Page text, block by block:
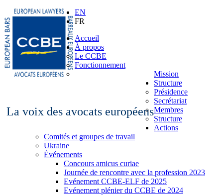
La voix des avocats européens
EN
FR
Accueil
À propos
Le CCBE
Fonctionnement
Mission
Structure
Présidence
Secrétariat
Membres
Structure
Actions
Comités et groupes de travail
Ukraine
Événements
Concours amicus curiae
Journée de rencontre avec la profession 2023
Evénement CCBE-ELF de 2025
Evénement plénier du CCBE de 2024